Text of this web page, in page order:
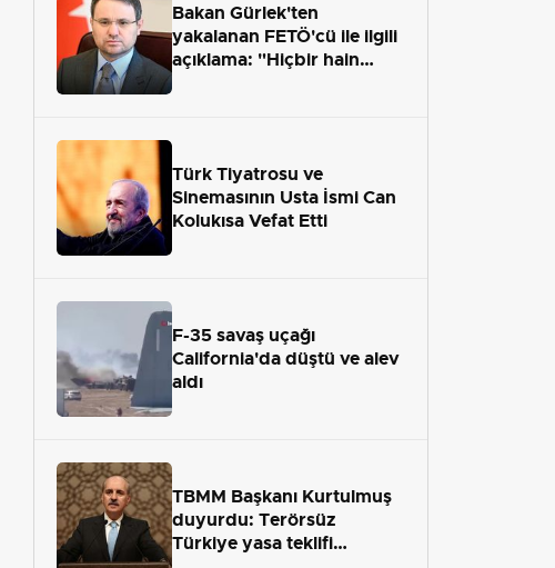
Bakan Gürlek'ten
yakalanan FETÖ'cü ile ilgili
açıklama: "Hiçbir hain
Türk Tiyatrosu ve
Sinemasının Usta İsmi Can
Kolukısa Vefat Etti
F-35 savaş uçağı
California'da düştü ve alev
aldı
TBMM Başkanı Kurtulmuş
duyurdu: Terörsüz
Türkiye yasa teklifi